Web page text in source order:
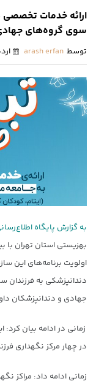
ارائه خدمات تخصصی
سوی گروه‌های
توسط arash erfan
به گزارش پایگاه
بهزیستی استان تهران با
اولویت برنامه‌های این
دندانپزشکی به
جهادی و دندانپزشکان
زمانی در ادامه بیان
در چهار مرکز نگهداری
زمانی ادامه داد: مراکز